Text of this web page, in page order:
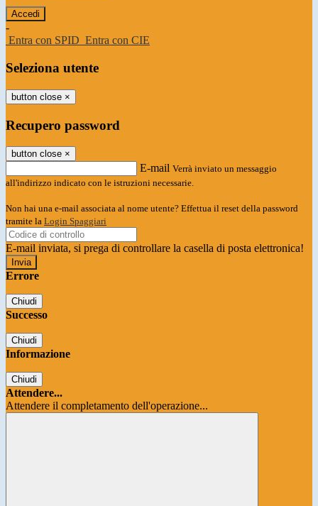
-
Entra con SPID Entra con CIE
Seleziona utente
button close ×
Recupero password
button close ×
E-mail Verrà inviato un messaggio
all'indirizzo indicato con le istruzioni necessarie.
Non hai una e-mail associata al nome utente? Effettua il reset della password
tramite la Login Spaggiari
E-mail inviata, si prega di controllare la casella di posta elettronica!
Errore
Chiudi
Successo
Chiudi
Informazione
Chiudi
Attendere...
Attendere il completamento dell'operazione...